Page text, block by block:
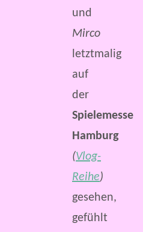
und
Mirco
letztmalig
auf
der
Spielemesse
Hamburg
(Vlog-
Reihe)
gesehen,
gefühlt